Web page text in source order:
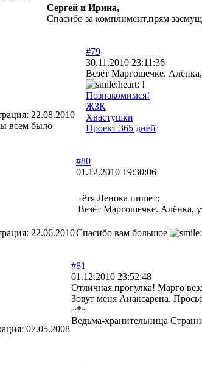
Сергей и Ирина,
Спасибо за комплимент,прям
22.08.2010
всем было
#79
30.11.2010 23:11:36
Везёт Маргошечке.
!
Познакомимся!
ЖЗК
Хвастушки
Проект 365 дней
22.06.2010
#80
01.12.2010 19:30:06
тётя Ленока пишет:
Везёт Маргошечке. Алёнка,
Спасибо вам большое
07.05.2008
#81
01.12.2010 23:52:48
Отличная прогулка! Марго
Зовут меня Анаксарена.
~*~
Ведьма-хранительница